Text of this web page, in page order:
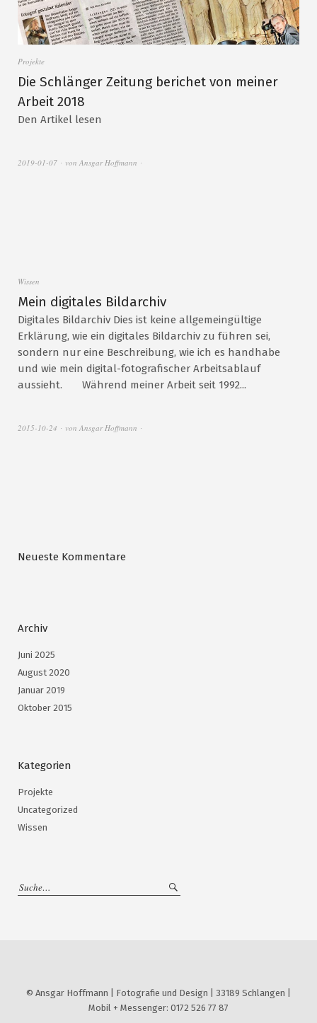
Projekte
Die Schlänger Zeitung berichet von meiner
Arbeit 2018
Den Artikel lesen
2019-01-07 von Ansgar Hoffmann
Wissen
Mein digitales Bildarchiv
Digitales Bildarchiv Dies ist keine allgemeingültige
Erklärung, wie ein digitales Bildarchiv zu führen sei,
sondern nur eine Beschreibung, wie ich es handhabe
und wie mein digital-fotografischer Arbeitsablauf
aussieht. Während meiner Arbeit seit 1992...
2015-10-24 von Ansgar Hoffmann
Neueste Kommentare
Archiv
Juni 2025
August 2020
Januar 2019
Oktober 2015
Kategorien
Projekte
Uncategorized
Wissen
© Ansgar Hoffmann | Fotografie und Design | 33189 Schlangen |
Mobil + Messenger: 0172 526 77 87